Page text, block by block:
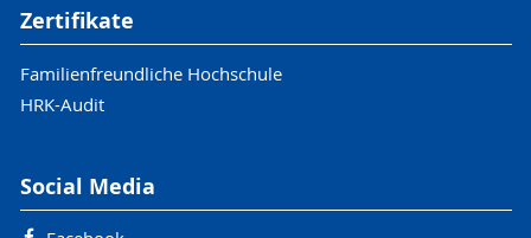
Zertifikate
Familienfreundliche Hochschule
HRK-Audit
Social Media